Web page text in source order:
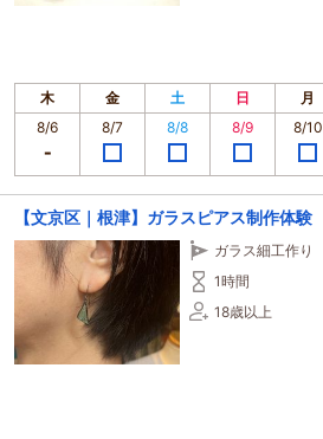
木 金 土 日 月
8/6
8/7 8/8 8/9 8/10
【文京区｜根津】ガラスピアス制作体験
ガラス細工作り
1時間
18歳以上